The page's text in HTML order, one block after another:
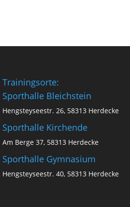
Trainingsorte:
Sporthalle Bleichstein
Hengsteyseestr. 26, 58313 Herdecke
Sporthalle Kirchende
Am Berge 37, 58313 Herdecke
Sporthalle Gymnasium
Hengsteyseestr. 40, 58313 Herdecke